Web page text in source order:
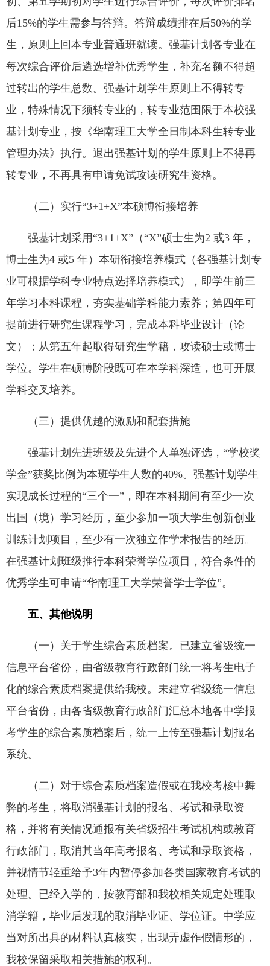
后15%的学生需参与答辩。答辩成绩排在后50%的学
生，原则上回本专业普通班就读。强基计划各专业在
每次综合评价后遴选增补优秀学生，补充名额不得超
过转出的学生总数。强基计划学生原则上不得转专
业，特殊情况下须转专业的，转专业范围限于本校强
基计划专业，按《华南理工大学全日制本科生转专业
管理办法》执行。退出强基计划的学生原则上不得再
转专业，不再具有申请免试攻读研究生资格。
（二）实行“3+1+X”本硕博衔接培养
强基计划采用“3+1+X”（“X”硕士生为2 或3 年，
博士生为4 或5 年）本研衔接培养模式（各强基计划专
业可根据学科专业特点选择培养模式），即学生前三
年学习本科课程，夯实基础学科能力素养；第四年可
提前进行研究生课程学习，完成本科毕业设计（论
文）；从第五年起取得研究生学籍，攻读硕士或博士
学位。学生在硕博阶段既可在本学科深造，也可开展
学科交叉培养。
（三）提供优越的激励和配套措施
强基计划先进班级及先进个人单独评选，“学校奖
学金”获奖比例为本班学生人数的40%。强基计划学生
实现成长过程的“三个一”，即在本科期间有至少一次
出国（境）学习经历，至少参加一项大学生创新创业
训练计划项目，至少有一次独立作学术报告的经历。
在强基计划班级推行本科荣誉学位项目，符合条件的
优秀学生可申请“华南理工大学荣誉学士学位”。
五、其他说明
（一）关于学生综合素质档案。已建立省级统一
信息平台省份，由省级教育行政部门统一将考生电子
化的综合素质档案提供给我校。未建立省级统一信息
平台省份，由各省级教育行政部门汇总本地各中学报
考学生的综合素质档案后，统一上传至强基计划报名
系统。
（二）对于综合素质档案造假或在我校考核中舞
弊的考生，将取消强基计划的报名、考试和录取资
格，并将有关情况通报有关省级招生考试机构或教育
行政部门，取消其当年高考报名、考试和录取资格，
并视情节轻重给予3年内暂停参加各类国家教育考试的
处理。已经入学的，按教育部和我校相关规定处理取
消学籍，毕业后发现的取消毕业证、学位证。中学应
当对所出具的材料认真核实，出现弄虚作假情形的，
我校保留采取相关措施的权利。